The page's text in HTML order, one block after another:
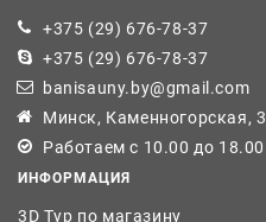
+375 (29) 676-78-37
+375 (29) 676-78-37
banisauny.by@gmail.com
Минск, Каменногорская, 3
Работаем с 10.00 до 18.00
ИНФОРМАЦИЯ
3D Тур по магазину